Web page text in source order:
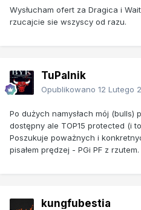
Wysłucham ofert za Dragica i
rzucajcie sie wszyscy od razu.
TuPalnik
Opublikowano 12 Lutego
Po dużych namysłach mój
dostępny ale TOP15 protected (i
Poszukuje poważnych i
pisałem prędzej - PGi PF z rzutem.
kungfubestia